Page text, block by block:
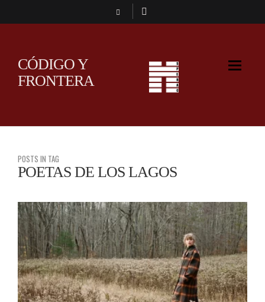
CÓDIGO Y
FRONTERA
POSTS IN TAG
POETAS DE LOS LAGOS